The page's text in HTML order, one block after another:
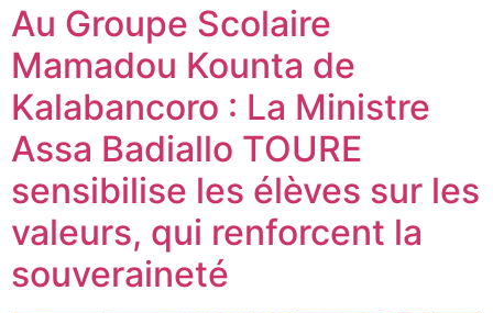
Au Groupe Scolaire
Mamadou Kounta de
Kalabancoro : La Ministre
Assa Badiallo TOURE
sensibilise les élèves sur les
valeurs, qui renforcent la
souveraineté